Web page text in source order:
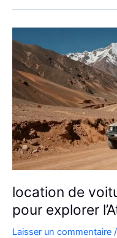
Casablanca
location de
pour explorer
Laisser un commentaire /